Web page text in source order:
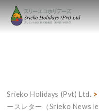
Srieko Holidays (Pvt) Ltd.
ースレター（Srieko News